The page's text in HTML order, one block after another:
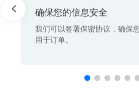
确保您的信息安全
我们可以签署保密协议，确保
用于订单。